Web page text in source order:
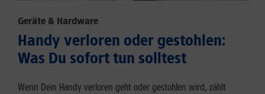
Geräte & Hardware
Handy verloren oder gestohlen:
Was Du sofort tun solltest
Wenn Dein Handy verloren geht oder gestohlen wird, zählt